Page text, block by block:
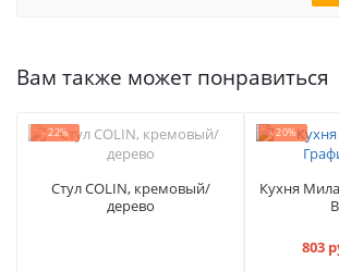
Вам также может понравиться
- 22%
Стул COLIN, кремовый/
дерево
- 20%
Кухня
803